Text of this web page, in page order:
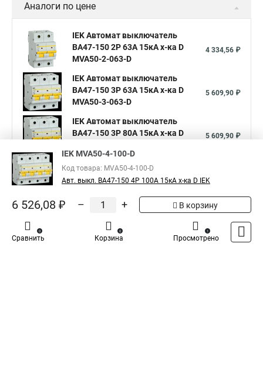
Аналоги по цене
IEK Автомат выключатель
ВА47-150 2Р 63А 15кА х-ка D
MVA50-2-063-D
4 334,56 ₽
IEK Автомат выключатель
ВА47-150 3Р 63А 15кА х-ка D
MVA50-3-063-D
5 609,90 ₽
IEK Автомат выключатель
ВА47-150 3Р 80А 15кА х-ка D
5 609,90 ₽
Общая оценка товара: 1
IEK MVA50-4-100-D
Код товара: MVA50-4-100-D
Авт. выкл. ВА47-150 4Р 100А 15кА х-ка D IEK
6 526,08 ₽ – + В корзину
Сравнить
0
Корзина
0
Просмотрено
1